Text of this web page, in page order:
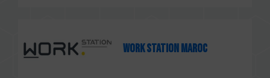
Work Station Maroc